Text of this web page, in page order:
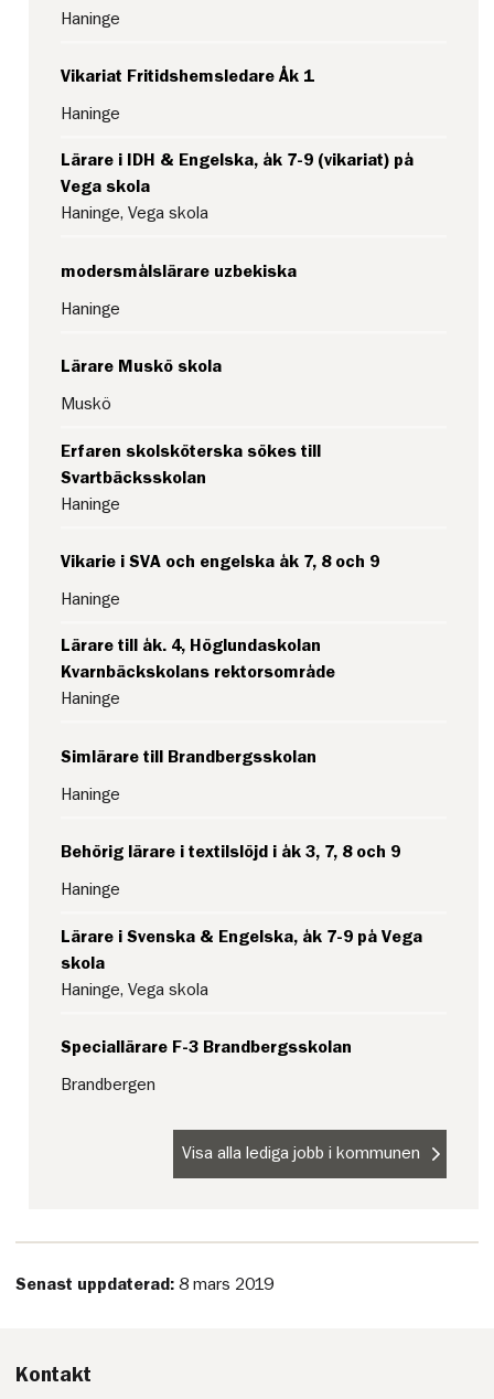
Haninge
Vikariat Fritidshemsledare Åk 1
Haninge
Lärare i IDH & Engelska, åk 7-9 (vikariat) på
Vega skola
Haninge, Vega skola
modersmålslärare uzbekiska
Haninge
Lärare Muskö skola
Muskö
Erfaren skolsköterska sökes till
Svartbäcksskolan
Haninge
Vikarie i SVA och engelska åk 7, 8 och 9
Haninge
Lärare till åk. 4, Höglundaskolan
Kvarnbäckskolans rektorsområde
Haninge
Simlärare till Brandbergsskolan
Haninge
Behörig lärare i textilslöjd i åk 3, 7, 8 och 9
Haninge
Lärare i Svenska & Engelska, åk 7-9 på Vega
skola
Haninge, Vega skola
Speciallärare F-3 Brandbergsskolan
Brandbergen
Visa alla lediga jobb i kommunen
Senast uppdaterad:8 mars 2019
Kontakt